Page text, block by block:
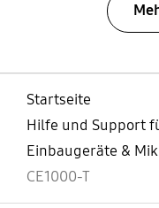
Startseite
Hilfe und Support
Einbaugeräte &
CE1000-T